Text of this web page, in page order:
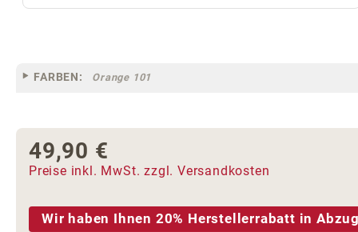
FARBEN: Orange 101
Regulärer Preis:
49,90 €
Preise inkl. MwSt. zzgl. Versandkosten
Wir haben Ihnen 20% Herstellerrabatt in